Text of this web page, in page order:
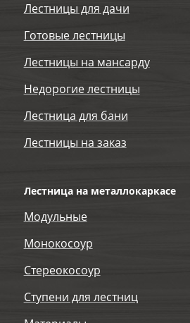
Лестницы для дачи
Готовые лестницы
Лестницы на мансарду
Недорогие лестницы
Лестница для бани
Лестницы на заказ
Лестница на металлокаркасе
Модульные
Монокосоур
Стереокосоур
Ступени для лестниц